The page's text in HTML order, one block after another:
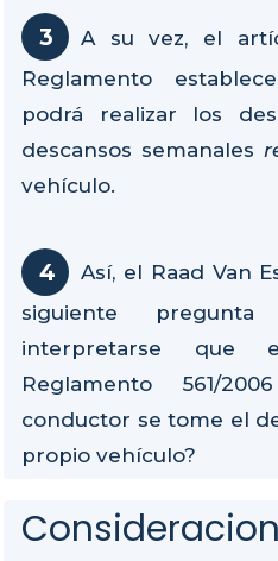
A su vez, el
Reglamento
podrá realizar los
descansos semanales
vehículo.
Así, el Raad Van
siguiente
interpretarse
Reglamento 561/
conductor se tome el
propio vehículo?